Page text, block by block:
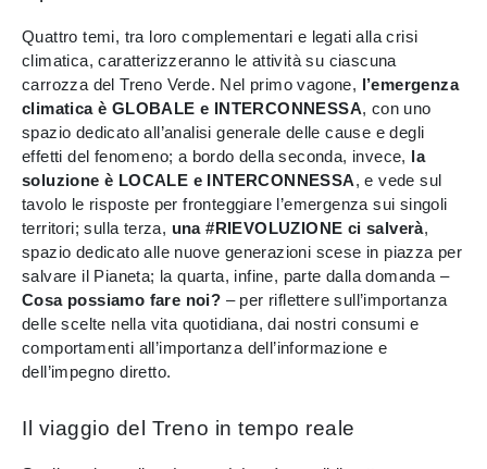
Quattro temi, tra loro complementari e legati alla crisi
climatica, caratterizzeranno le attività su ciascuna
carrozza del Treno Verde. Nel primo vagone, l’emergenza
climatica è GLOBALE e INTERCONNESSA, con uno
spazio dedicato all’analisi generale delle cause e degli
effetti del fenomeno; a bordo della seconda, invece, la
soluzione è LOCALE e INTERCONNESSA, e vede sul
tavolo le risposte per fronteggiare l’emergenza sui singoli
territori; sulla terza, una #RIEVOLUZIONE ci salverà,
spazio dedicato alle nuove generazioni scese in piazza per
salvare il Pianeta; la quarta, infine, parte dalla domanda –
Cosa possiamo fare noi? – per riflettere sull’importanza
delle scelte nella vita quotidiana, dai nostri consumi e
comportamenti all’importanza dell’informazione e
dell’impegno diretto.
Il viaggio del Treno in tempo reale